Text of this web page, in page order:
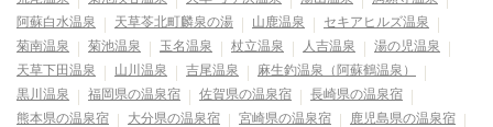
阿蘇白水温泉
天草苓北町麟泉の湯 山鹿温泉
セキアヒルズ温泉
菊南温泉
菊池温泉 玉名温泉 杖立温泉 人吉温泉
湯の児温泉
天草下田温泉
山川温泉 吉尾温泉
麻生釣温泉（阿蘇鶴温泉）
黒川温泉
福岡県の温泉宿 佐賀県の温泉宿
長崎県の温泉宿
熊本県の温泉宿
大分県の温泉宿 宮崎県の温泉宿
鹿児島県の温泉宿